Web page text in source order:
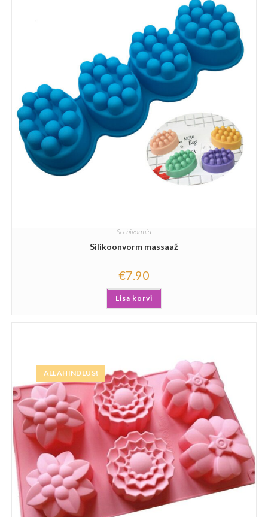
Seebivormid
Silikoonvorm massaaž
€7.90
Lisa korvi
ALLAHINDLUS!